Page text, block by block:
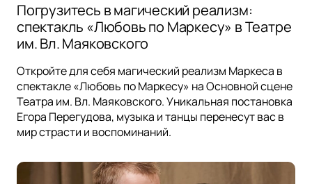
Погрузитесь в магический реализм:
спектакль «Любовь по Маркесу» в Театре
им. Вл. Маяковского
Откройте для себя магический реализм Маркеса в
спектакле «Любовь по Маркесу» на Основной сцене
Театра им. Вл. Маяковского. Уникальная постановка
Егора Перегудова, музыка и танцы перенесут вас в
мир страсти и воспоминаний.